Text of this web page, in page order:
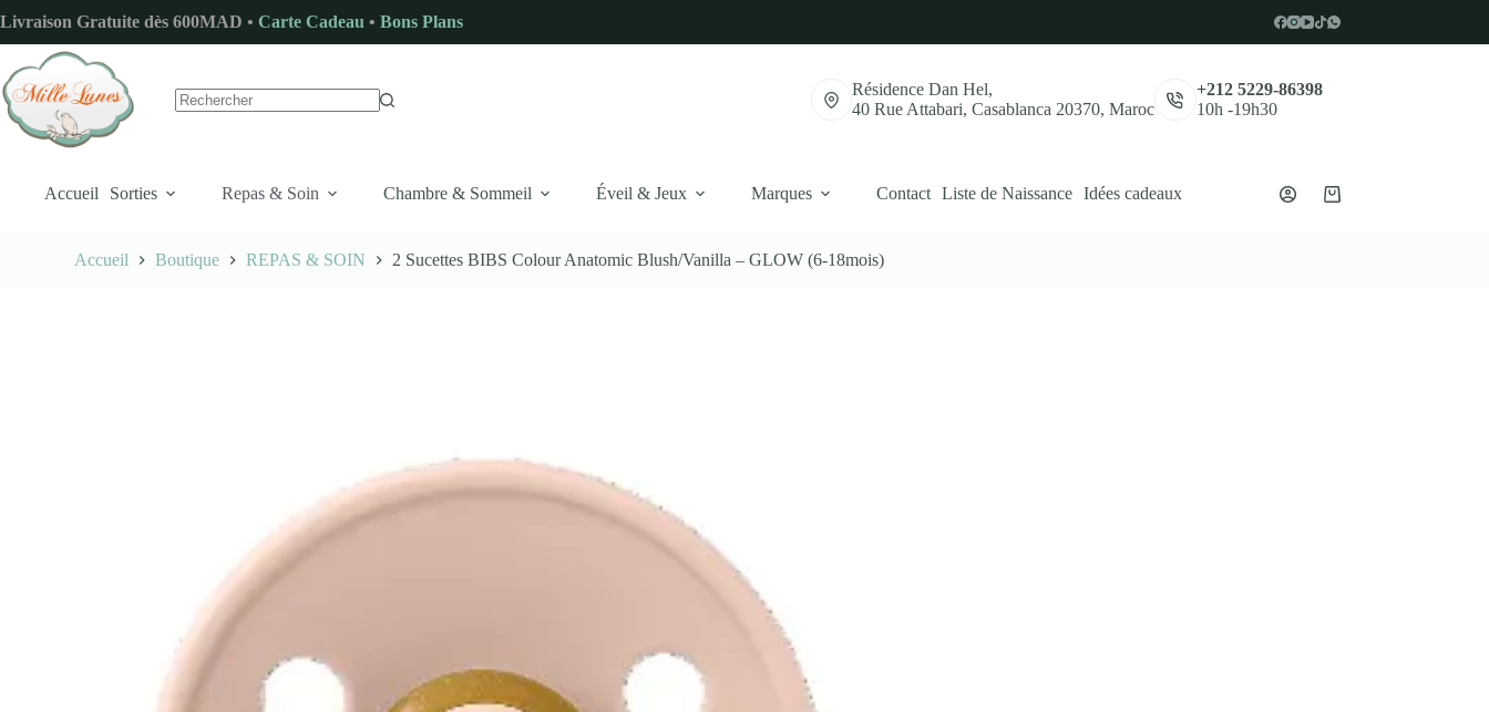
au
contenu
Livraison Gratuite dès 600MAD • Carte Cadeau • Bons Plans
Résidence Dan Hel,
40 Rue Attabari, Casablanca 20370, Maroc
+212 5229-86398
10h -19h30
Accueil Sorties Repas & Soin Chambre & Sommeil Éveil & Jeux Marques Contact Liste de Naissance Idées cadeaux
Panier
Accueil Boutique REPAS & SOIN 2 Sucettes BIBS Colour Anatomic Blush/Vanilla – GLOW (6-18mois)